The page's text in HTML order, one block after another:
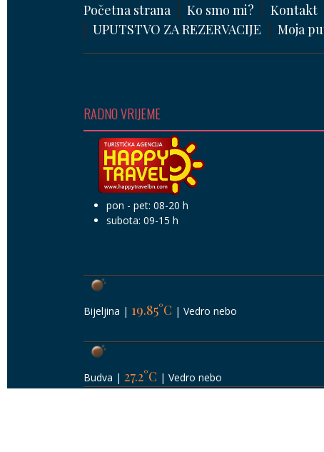
Početna strana Ko smo mi? Kontakt
UPUTSTVO ZA REZERVACIJE
Moja
RADNO VRIJEME
pon - pet: 08-20 h
subota: 09-15 h
Bijeljina | 19.85°C | Vedro nebo
Budva | 27.2°C | Vedro nebo